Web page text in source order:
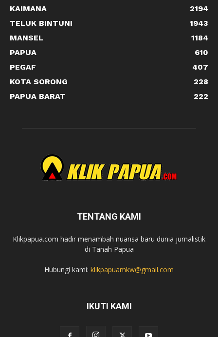
KAIMANA
2194
TELUK BINTUNI
1943
MANSEL
1184
PAPUA
610
PEGAF
407
KOTA SORONG
228
PAPUA BARAT
222
TENTANG KAMI
Klikpapua.com hadir menambah nuansa baru dunia jurnalistik
di Tanah Papua
Hubungi kami: klikpapuamkw@gmail.com
IKUTI KAMI